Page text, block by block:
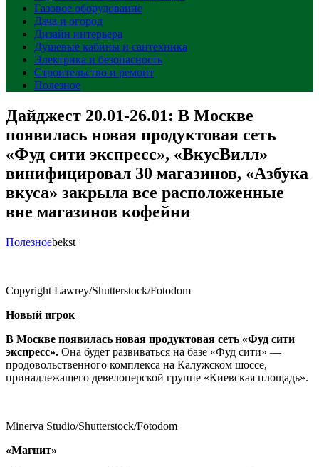
Газовое оборудование
Дача и огород
Дизайн интерьера
Душевые кабины и сантехника
Электрика и безопасность
Строительство и ремонт
Полезное
Дайджест 20.01-26.01: В Москве
появилась новая продуктовая сеть
«Фуд сити экспресс», «ВкусВилл»
винифицировал 30 магазинов, «Азбука
вкуса» закрыла все расположенные
вне магазинов кофейни
Полезноеbekst
Copyright Lawrey/Shutterstock/Fotodom
Новый игрок
В Москве появилась новая продуктовая сеть «Фуд сити
экспресс». Она будет развиваться на базе «Фуд сити» —
продовольственного комплекса на Калужском шоссе,
принадлежащего девелоперской группе «Киевская площадь».
Minerva Studio/Shutterstock/Fotodom
«Магнит»